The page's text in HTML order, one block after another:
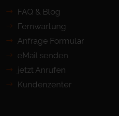
FAQ & Blog
Fernwartung
Anfrage Formular
eMail senden
jetzt Anrufen
Kundenzenter